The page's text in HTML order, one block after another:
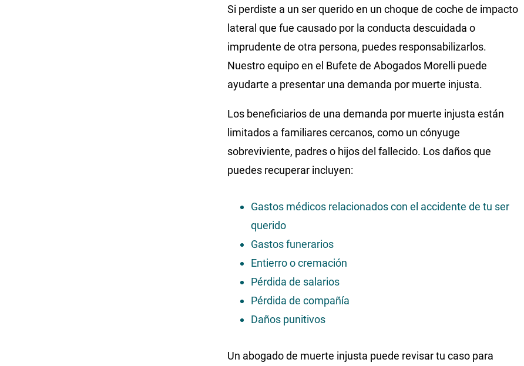
Si perdiste a un ser querido en un choque de coche de impacto
lateral que fue causado por la conducta descuidada o
imprudente de otra persona, puedes responsabilizarlos.
Nuestro equipo en el Bufete de Abogados Morelli puede
ayudarte a presentar una demanda por muerte injusta.
Los beneficiarios de una demanda por muerte injusta están
limitados a familiares cercanos, como un cónyuge
sobreviviente, padres o hijos del fallecido. Los daños que
puedes recuperar incluyen:
Gastos médicos relacionados con el accidente de tu ser
querido
Gastos funerarios
Entierro o cremación
Pérdida de salarios
Pérdida de compañía
Daños punitivos
Un abogado de muerte injusta puede revisar tu caso para